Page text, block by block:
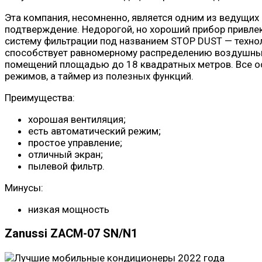
Эта компания, несомненно, является одним из
подтверждение. Недорогой, но хороший прибор
систему фильтрации под названием STOP DUST —
способствует равномерному распределению
помещений площадью до 18 квадратных метров. Все
режимов, а таймер из полезных функций.
Преимущества:
хорошая вентиляция;
есть автоматический режим;
простое управление;
отличный экран;
пылевой фильтр.
Минусы:
низкая мощность
Zanussi ZACM-07 SN/N1